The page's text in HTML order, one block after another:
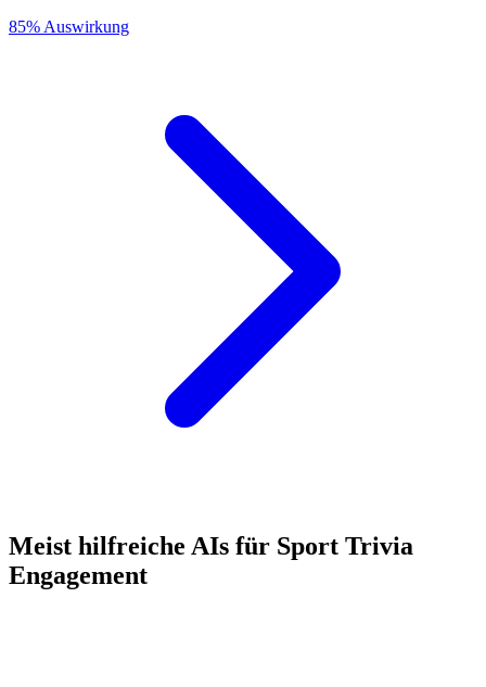
85% Auswirkung
Meist hilfreiche AIs für Sport Trivia
Engagement